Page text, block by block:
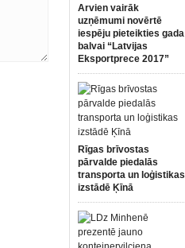
Arvien vairāk
uzņēmumi novērtē
iespēju pieteikties gada
balvai “Latvijas
Eksportprece 2017”
Rīgas brīvostas
pārvalde piedalās
transporta un loģistikas
izstādē Ķīnā